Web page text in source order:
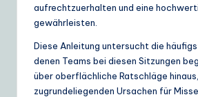
ly
G
ui
d
aufrechtzuerhalten und eine
gewährleisten.
Diese Anleitung untersucht die
denen Teams bei diesen Sitzungen
über oberflächliche Ratschläge
zugrundeliegenden Ursachen für